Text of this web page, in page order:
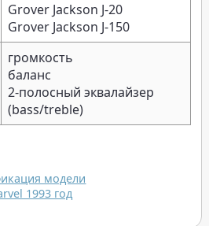
Grover Jackson J-20
Grover Jackson J-150
громкость
баланс
2-полосный эквалайзер
(bass/treble)
модели
1993 год